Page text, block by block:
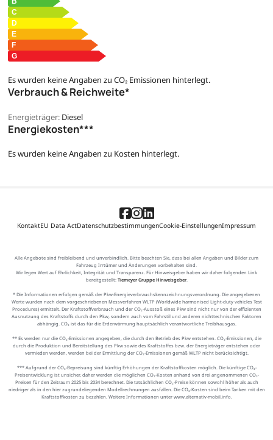
Es wurden keine Angaben zu CO₂ Emissionen hinterlegt.
Verbrauch & Reichweite*
Energieträger: Diesel
Energiekosten***
Es wurden keine Angaben zu Kosten hinterlegt.
KontaktEU Data ActDatenschutzbestimmungenCookie-EinstellungenImpressum
Alle Angebote sind freibleibend und unverbindlich. Bitte beachten Sie, dass bei allen Angaben und Bilder zum
Fahrzeug Irrtümer und Änderungen vorbehalten sind.
Wir legen Wert auf Ehrlichkeit, Integrität und Transparenz. Für Hinweisgeber haben wir daher folgenden Link
bereitgestellt: Tiemeyer Gruppe Hinweisgeber.
* Die Informationen erfolgen gemäß der Pkw-Energieverbrauchskennzeichnungsverordnung. Die angegebenen
Werte wurden nach dem vorgeschriebenen Messverfahren WLTP (Worldwide harmonised Light-duty vehicles Test
Procedures) ermittelt. Der Kraftstoffverbrauch und der CO₂-Ausstoß eines Pkw sind nicht nur von der effizienten
Ausnutzung des Kraftstoffs durch den Pkw, sondern auch vom Fahrstil und anderen nichttechnischen Faktoren
abhängig. CO₂ ist das für die Erderwärmung hauptsächlich verantwortliche Treibhausgas.
** Es werden nur die CO₂-Emissionen angegeben, die durch den Betrieb des Pkw entstehen. CO₂-Emissionen, die
durch die Produktion und Bereitstellung des Pkw sowie des Kraftstoffes bzw. der Energieträger entstehen oder
vermieden werden, werden bei der Ermittlung der CO₂-Emissionen gemäß WLTP nicht berücksichtigt.
*** Aufgrund der CO₂-Bepreisung sind künftig Erhöhungen der Kraftstoffkosten möglich. Die künftige CO₂-
Preisentwicklung ist unsicher, daher werden die möglichen CO₂-Kosten anhand von drei angenommenen CO₂-
Preisen für den Zeitraum 2025 bis 2034 berechnet. Die tatsächlichen CO₂-Preise können sowohl höher als auch
niedriger als in den hier zugrundeliegenden Modellrechnungen ausfallen. Die CO₂-Kosten sind beim Tanken mit den
Kraftstoffkosten zu bezahlen. Weitere Informationen unter www.alternativ-mobil.info.